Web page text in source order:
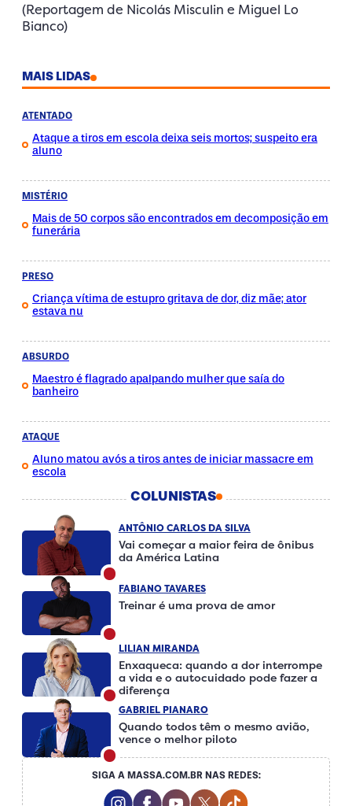
(Reportagem de Nicolás Misculin e Miguel Lo
Bianco)
MAIS LIDAS
ATENTADO
Ataque a tiros em escola deixa seis mortos; suspeito era
aluno
MISTÉRIO
Mais de 50 corpos são encontrados em decomposição em
funerária
PRESO
Criança vítima de estupro gritava de dor, diz mãe; ator
estava nu
ABSURDO
Maestro é flagrado apalpando mulher que saía do
banheiro
ATAQUE
Aluno matou avós a tiros antes de iniciar massacre em
escola
COLUNISTAS
ANTÔNIO CARLOS DA SILVA
Vai começar a maior feira de ônibus
da América Latina
FABIANO TAVARES
Treinar é uma prova de amor
LILIAN MIRANDA
Enxaqueca: quando a dor interrompe
a vida e o autocuidado pode fazer a
diferença
GABRIEL PIANARO
Quando todos têm o mesmo avião,
vence o melhor piloto
SIGA A MASSA.COM.BR NAS REDES:
Instagram Social Media
Facebook Social Media
Youtube Social Media
Twitter Social Media
Tiktok Social